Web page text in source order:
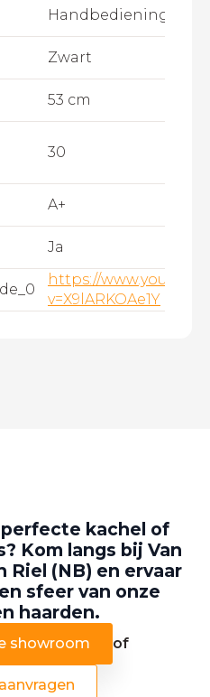
Handbediening
Zwart
53 cm
30
A+
Ja
https://
v=X9lARKOAe1Y
kachel of
Kom langs bij Van
Riel (NB) en ervaar
sfeer van onze
haarden.
showroom of